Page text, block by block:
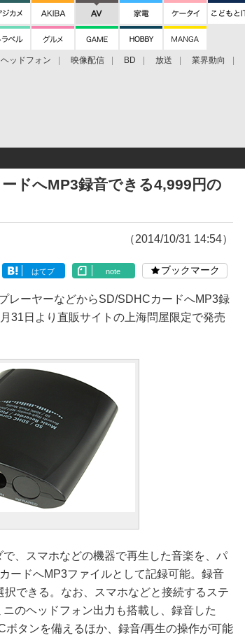
ヘッドフォン 映像配信 BD 放送 業界動向
ドへMP3録音できる4,999円の
（2014/10/31 14:54）
はてブ note ブックマーク
レーヤーなどからSD/SDHCカードへMP3録
31日より直販サイトの上海問屋限定で発売
、スマホなどの機器で再生した音楽を、パ
ードへMP3ファイルとして記録可能。録音
できる。なお、スマホなどと接続するステ
のヘッドフォン出力も搭載し、録音した
タンを備えるほか、録音/再生の操作が可能